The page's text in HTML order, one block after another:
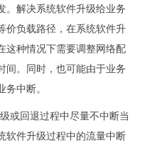
。解决系统软件升级给业务
价负载路径，在系统软件升
这种情况下需要调整网络配
间。同时，也可能由于业务
中断。
或回退过程中尽量不中断当
软件升级过程中的流量中断